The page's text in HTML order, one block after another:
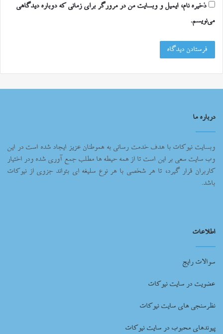
ذخیره نام، ایمیل و وبسایت من در مرورگر برای زمانی که دوباره دیدگاهی
می‌نویسم.
درباره ما
وبسایت نیوکات با هدف خدمت رسانی به هموطنان عزیز ایجاد شده است در این
وب سایت سعی بر این است تا از همه حیطه ها مطلب جمع آوری شده ودر اختیار
کاربران قرار گیرد، تا هر شخصی با هر نوع سلیغه ای بتواند جزوی از نیوکات
باشد.
اطلاعات
سوالات رایج
عضویت در سایت نیوکات
نظرسنجی های سایت نیوکات
پیوندهای محبوب در سایت نیوکات